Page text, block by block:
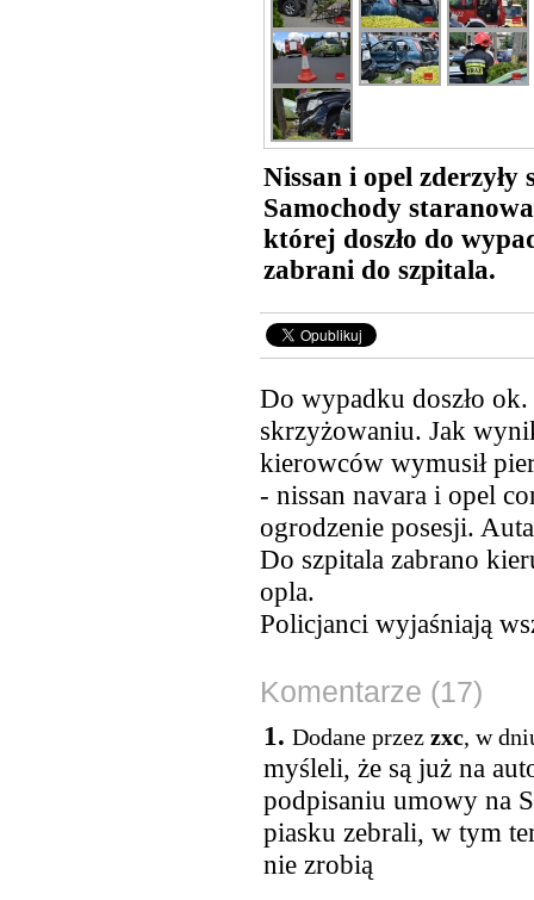
Nissan i opel zderzyły
Samochody
której doszło do
zabrani do szpitala.
Do wypadku doszło
skrzyżowaniu. Jak
kierowców wymusił
- nissan navara i opel
ogrodzenie posesji.
Do szpitala zabrano
opla.
Policjanci wyjaśniają
Komentarze (17)
1. Dodane przez zxc, w
myśleli, że są już na
podpisaniu umowy na
piasku zebrali, w tym
nie zrobią